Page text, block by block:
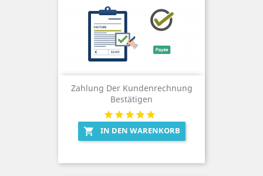
Zahlung Der Kundenrechnung
Bestätigen
 IN DEN WARENKORB